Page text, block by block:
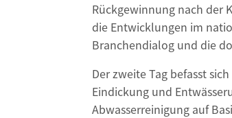
Rückgewinnung nach der
die Entwicklungen im
Branchendialog und die
Der zweite Tag befasst
Eindickung und
Abwasserreinigung auf